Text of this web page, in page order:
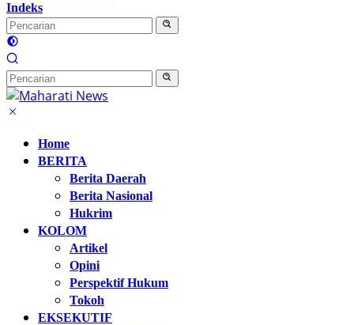
Indeks
Home
BERITA
Berita Daerah
Berita Nasional
Hukrim
KOLOM
Artikel
Opini
Perspektif Hukum
Tokoh
EKSEKUTIF